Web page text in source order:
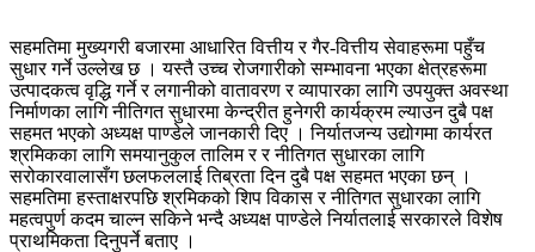
सहमतिमा मुख्यगरी बजारमा आधारित वित्तीय र गैर-वित्तीय सेवाहरूमा पहुँच
सुधार गर्ने उल्लेख छ । यस्तै उच्च रोजगारीको सम्भावना भएका क्षेत्रहरूमा
उत्पादकत्व वृद्धि गर्ने र लगानीको वातावरण र व्यापारका लागि उपयुक्त अवस्था
निर्माणका लागि नीतिगत सुधारमा केन्द्रीत हुनेगरी कार्यक्रम ल्याउन दुबै पक्ष
सहमत भएको अध्यक्ष पाण्डेले जानकारी दिए । निर्यातजन्य उद्योगमा कार्यरत
श्रमिकका लागि समयानुकुल तालिम र र नीतिगत सुधारका लागि
सरोकारवालासँग छलफललाई तिब्रता दिन दुबै पक्ष सहमत भएका छन् ।
सहमतिमा हस्ताक्षरपछि श्रमिकको शिप विकास र नीतिगत सुधारका लागि
महत्वपुर्ण कदम चाल्न सकिने भन्दै अध्यक्ष पाण्डेले निर्यातलाई सरकारले विशेष
प्राथमिकता दिनुपर्ने बताए ।